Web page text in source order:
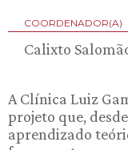
COORDENADOR(A)
Calixto
A Clínica Luiz
projeto que,
aprendizado